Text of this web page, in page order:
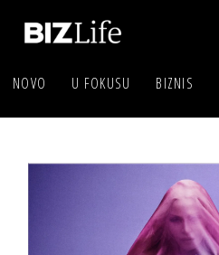
NOVO U FOKUSU BIZNIS